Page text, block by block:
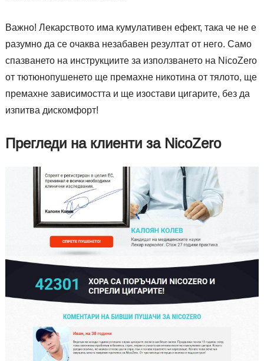
Важно! Лекарството има кумулативен ефект, така че не е
разумно да се очаква незабавен резултат от него. Само
спазването на инструкциите за използването на NicoZero
от тютюнопушенето ще премахне никотина от тялото, ще
премахне зависимостта и ще изостави цигарите, без да
изпитва дискомфорт!
Прегледи на клиенти за NicoZero